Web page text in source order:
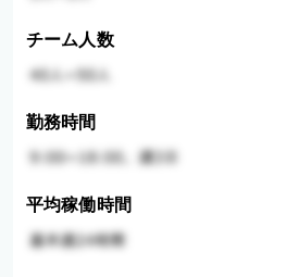
チーム人数
勤務時間
平均稼働時間